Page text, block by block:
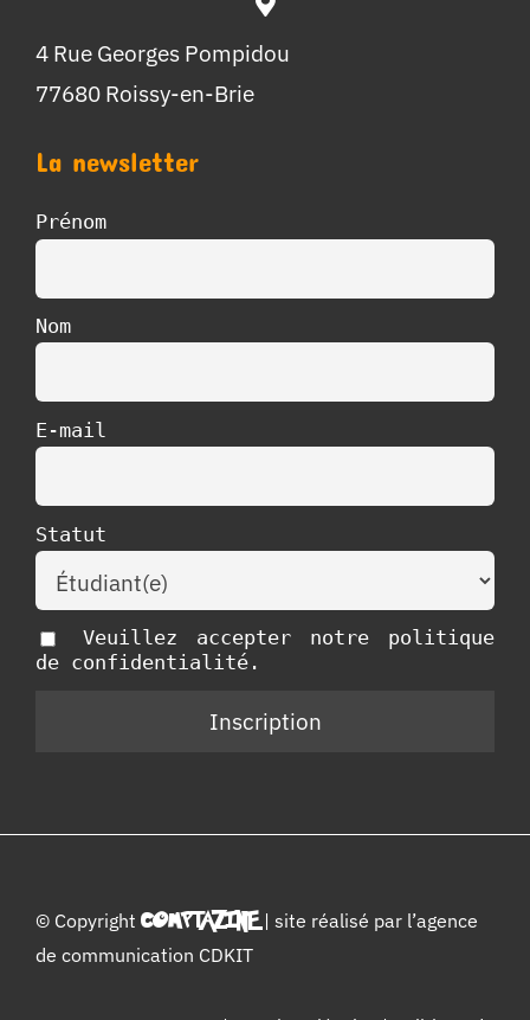
4 Rue Georges Pompidou
77680 Roissy-en-Brie
La newsletter
Prénom
Nom
E-mail
Statut
Veuillez accepter notre politique
de confidentialité.
© Copyright COMPTAZINE| site réalisé par l’agence
de communication CDKIT